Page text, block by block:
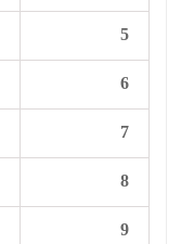
5
6
7
8
9